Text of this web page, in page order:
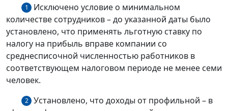
1
Исключено условие о минимальном
количестве сотрудников – до указанной даты было
установлено, что применять льготную ставку по
налогу на прибыль вправе компании со
среднесписочной численностью работников в
соответствующем налоговом периоде не менее семи
человек.
2
Установлено, что доходы от профильной – в